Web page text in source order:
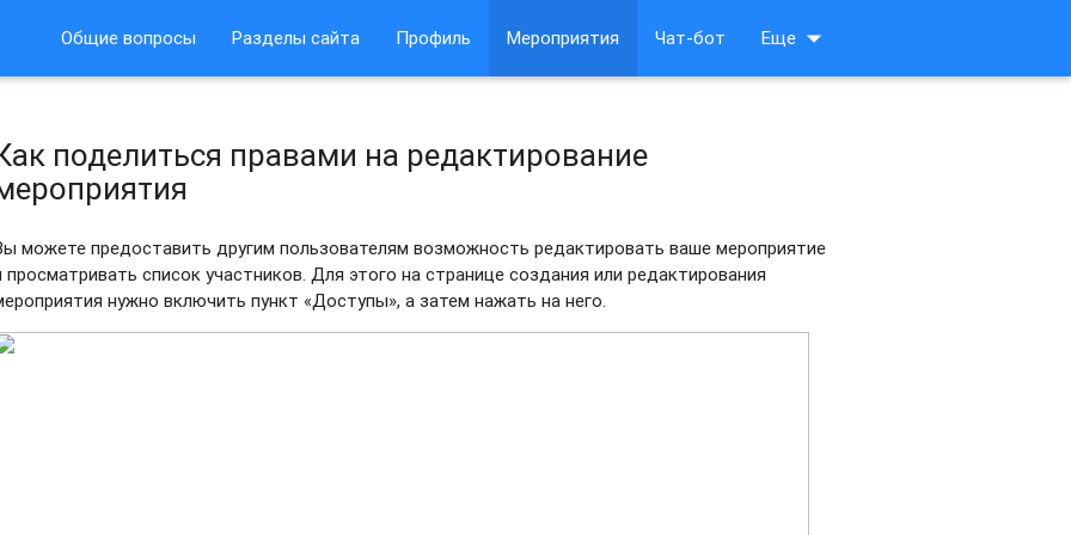
Общие вопросы Разделы сайта Профиль Мероприятия Чат-бот Ещеarrow_drop_down
поделиться правами на редактирование
можете предоставить другим пользователям возможность редактировать ваше мероприятие
просматривать список участников. Для этого на странице создания или редактирования
нужно включить пункт «Доступы», а затем нажать на него.